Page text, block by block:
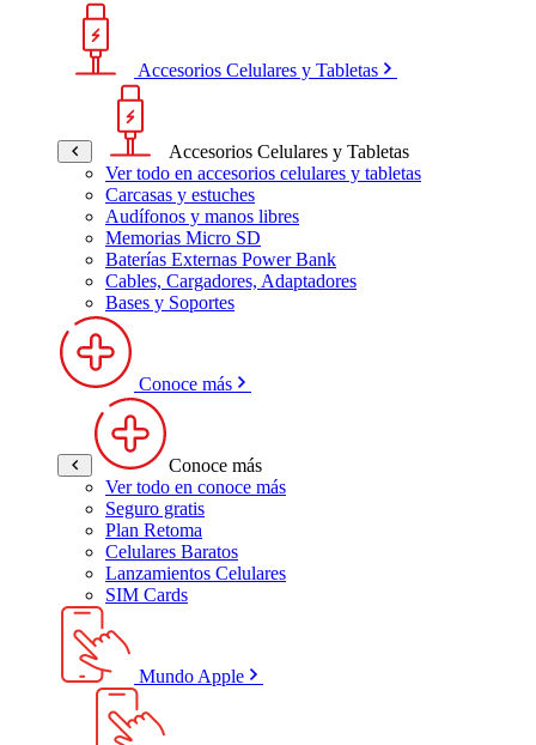
Accesorios Celulares y Tabletas
Accesorios Celulares y Tabletas
Ver todo en accesorios celulares y tabletas
Carcasas y estuches
Audífonos y manos libres
Memorias Micro SD
Baterías Externas Power Bank
Cables, Cargadores, Adaptadores
Bases y Soportes
Conoce más
Conoce más
Ver todo en conoce más
Seguro gratis
Plan Retoma
Celulares Baratos
Lanzamientos Celulares
SIM Cards
Mundo Apple